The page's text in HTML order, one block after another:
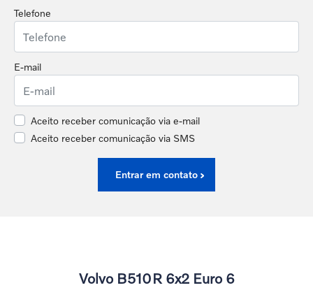
Telefone
E-mail
Aceito receber comunicação via e-mail
Aceito receber comunicação via SMS
Entrar em contato
Volvo B510R 6x2 Euro 6